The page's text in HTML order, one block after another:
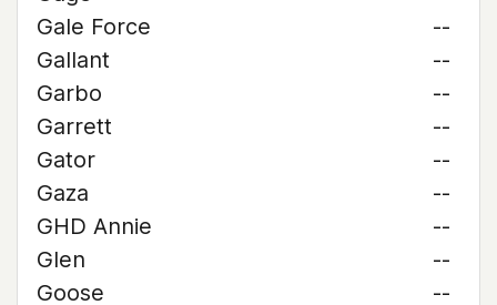
Gale Force
--
Gallant
--
Garbo
--
Garrett
--
Gator
--
Gaza
--
GHD Annie
--
Glen
--
Goose
--